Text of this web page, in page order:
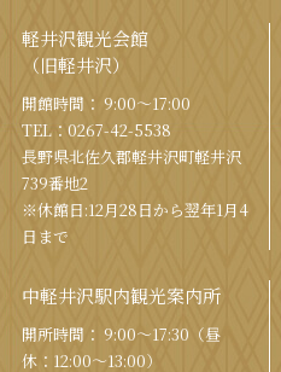
軽井沢観光会館
（旧軽井沢）
開館時間： 9:00〜17:00
TEL： 0267-42-5538
⻑野県北佐久郡軽井沢町軽井沢
739番地2
※休館日:12月28日から翌年1月4
日まで
中軽井沢駅内観光案内所
開所時間： 9:00〜17:30（昼
休：12:00〜13:00）